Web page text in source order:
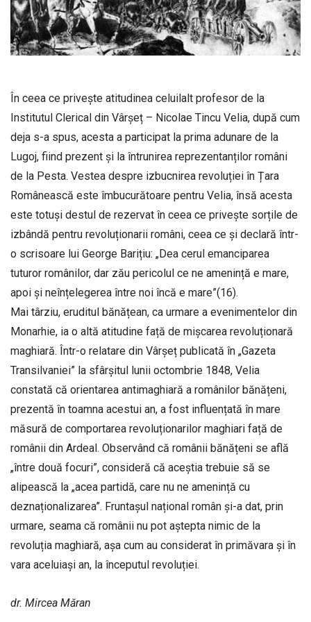
În ceea ce privește atitudinea celuilalt profesor de la
Institutul Clerical din Vârșeț – Nicolae Tincu Velia, după cum
deja s-a spus, acesta a participat la prima adunare de la
Lugoj, fiind prezent și la întrunirea reprezentanților români
de la Pesta. Vestea despre izbucnirea revoluției în Țara
Românească este îmbucurătoare pentru Velia, însă acesta
este totuși destul de rezervat în ceea ce privește sorțile de
izbândă pentru revoluționarii români, ceea ce și declară într-
o scrisoare lui George Barițiu: „Dea cerul emanciparea
tuturor românilor, dar zău pericolul ce ne amenință e mare,
apoi și neînțelegerea între noi încă e mare”(16).
Mai târziu, eruditul bănățean, ca urmare a evenimentelor din
Monarhie, ia o altă atitudine față de mișcarea revoluționară
maghiară. Într-o relatare din Vârșeț publicată în „Gazeta
Transilvaniei” la sfârșitul lunii octombrie 1848, Velia
constată că orientarea antimaghiară a românilor bănățeni,
prezentă în toamna acestui an, a fost influențată în mare
măsură de comportarea revoluționarilor maghiari față de
românii din Ardeal. Observând că românii bănățeni se află
„între două focuri”, consideră că aceștia trebuie să se
alipească la „acea partidă, care nu ne amenință cu
deznaționalizarea”. Fruntașul național român și-a dat, prin
urmare, seama că românii nu pot aștepta nimic de la
revoluția maghiară, așa cum au considerat în primăvara și în
vara aceluiași an, la începutul revoluției.
dr. Mircea Măran